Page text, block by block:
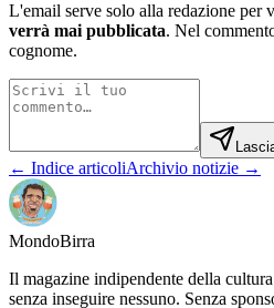
L'email serve solo alla redazione per
verrà mai pubblicata. Nel
cognome.
← Indice articoliArchivio notizie →
MondoBirra
Il magazine indipendente della
senza inseguire nessuno. Senza